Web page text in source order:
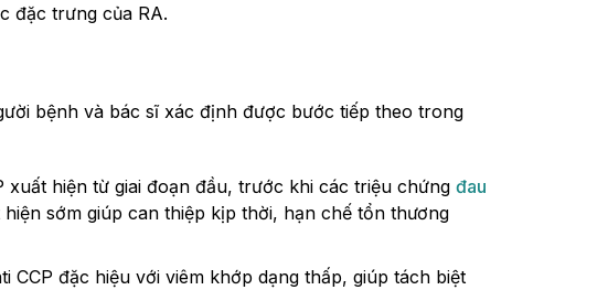
đặc trưng của RA.
bệnh và bác sĩ xác định được bước tiếp theo trong
xuất hiện từ giai đoạn đầu, trước khi các triệu chứng đau
sớm giúp can thiệp kịp thời, hạn chế tổn thương
CCP đặc hiệu với viêm khớp dạng thấp, giúp tách biệt